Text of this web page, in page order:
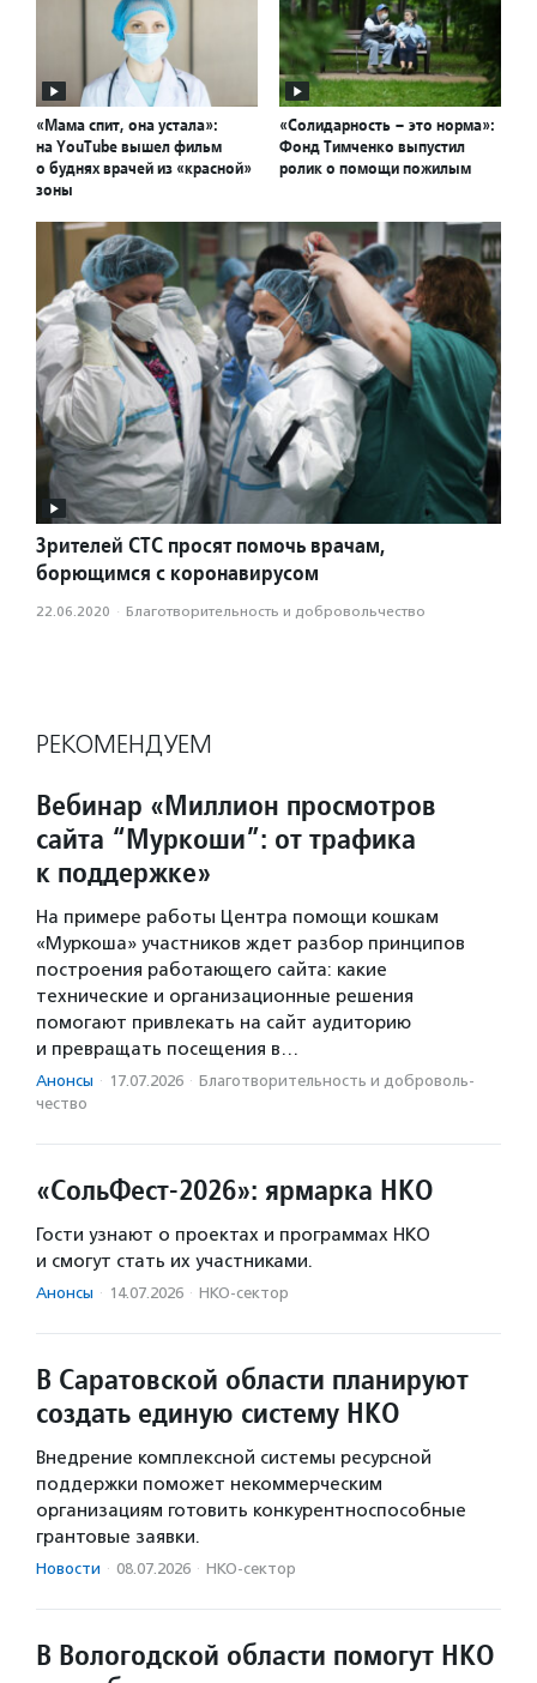
«Мама спит, она устала»:
на YouTube вышел фильм
о буднях врачей из «красной»
зоны
«Солидарность – это норма»:
Фонд Тимченко выпустил
ролик о помощи пожилым
Зрителей СТС просят помочь врачам,
борющимся с коронавирусом
22.06.2020 · Благотвори­тель­ность и доброволь­чест­во
РЕКОМЕНДУЕМ
Вебинар «Миллион просмотров
сайта “Муркоши”: от трафика
к поддержке»
На примере работы Центра помощи кошкам
«Муркоша» участников ждет разбор принципов
построения работающего сайта: какие
технические и организационные решения
помогают привлекать на сайт аудиторию
и превращать посещения в…
Анонсы · 17.07.2026 · Благотвори­тель­ность и доброволь­
чест­во
«СольФест-2026»: ярмарка НКО
Гости узнают о проектах и программах НКО
и смогут стать их участниками.
Анонсы · 14.07.2026 · НКО-сектор
В Саратовской области планируют
создать единую систему НКО
Внедрение комплексной системы ресурсной
поддержки поможет некоммерческим
организациям готовить конкурентноспособные
грантовые заявки.
Новости · 08.07.2026 · НКО-сектор
В Вологодской области помогут НКО